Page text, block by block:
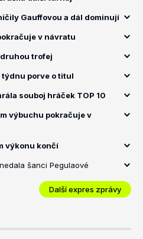
Gauffovou a dál dominují
v návratu
trofej
týdnu porve o titul
souboj hráček TOP 10
výbuchu pokračuje v
výkonu končí
šanci Pegulaové
Další expres zprávy